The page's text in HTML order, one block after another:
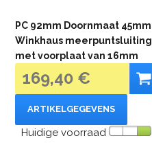
PC 92mm Doornmaat 45mm
Winkhaus meerpuntsluiting
met voorplaat van 16mm
169,40 €
ARTIKELGEGEVENS
Huidige voorraad